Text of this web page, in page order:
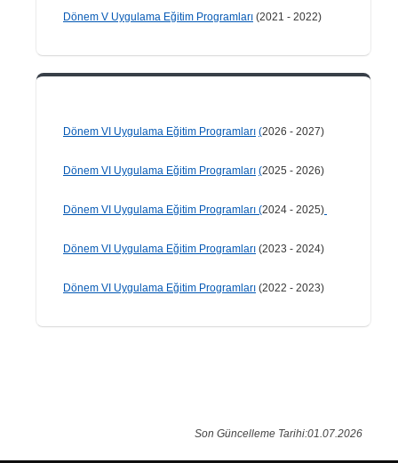
Dönem V Uygulama Eğitim Programları (2021 - 2022)
Dönem VI Uygulama Eğitim Programları (2026 - 2027)
Dönem VI Uygulama Eğitim Programları (2025 - 2026)
Dönem VI Uygulama Eğitim Programları (2024 - 2025)
Dönem VI Uygulama Eğitim Programları (2023 - 2024)
Dönem VI Uygulama Eğitim Programları (2022 - 2023)
Son Güncelleme Tarihi:01.07.2026